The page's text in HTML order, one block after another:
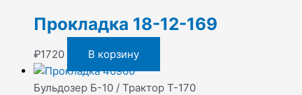
Прокладка 18-12-169
₽1720 В корзину
Бульдозер Б-10 / Трактор Т-170